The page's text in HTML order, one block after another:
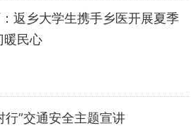
返乡大学生携手乡医开展夏季
暖民心
行”交通安全主题宣讲